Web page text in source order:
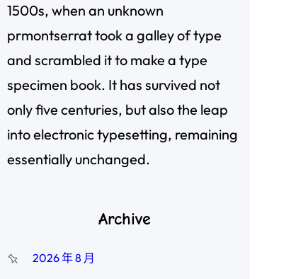
1500s, when an unknown
prmontserrat took a galley of type
and scrambled it to make a type
specimen book. It has survived not
only five centuries, but also the leap
into electronic typesetting, remaining
essentially unchanged.
Archive
2026 年 8 月